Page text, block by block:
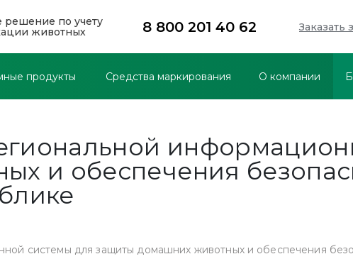
решение по учету
животных
8 800 201 40 62 Заказать
продукты Средства маркирования О компании
и обеспечения
системы для защиты домашних животных и обеспечения